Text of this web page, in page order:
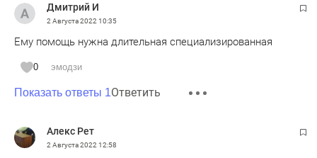
Дмитрий И
2 Августа 2022 10:35
Ему помощь нужна длительная специализированная
0 эмодзи
Показать ответы 1Ответить
Алекс Рет
2 Августа 2022 12:58